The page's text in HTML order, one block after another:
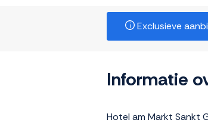
Exclusieve
Informatie
Hotel am Markt Sankt